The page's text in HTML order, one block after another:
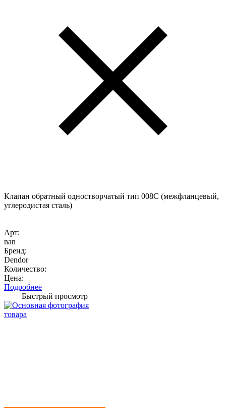
Клапан обратный одностворчатый тип 008C (межфланцевый,
углеродистая сталь)
Арт:
nan
Бренд:
Dendor
Количество:
Цена:
Подробнее
Быстрый просмотр